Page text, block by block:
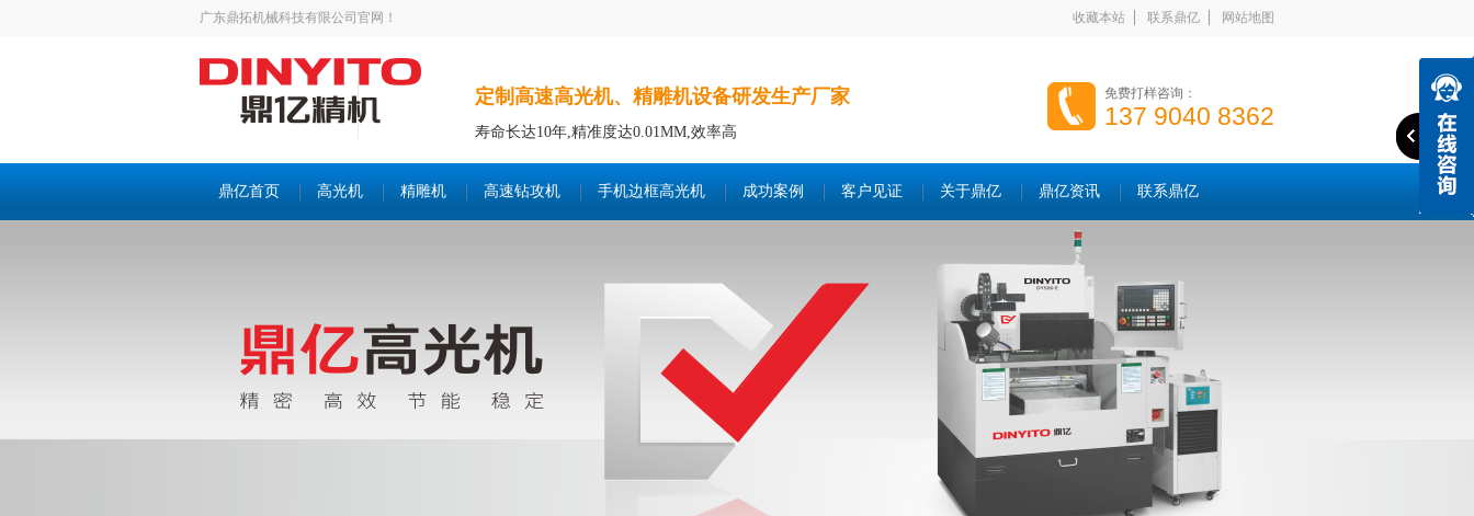
广东鼎拓机械科技有限公司官网！ 收藏本站 联系鼎亿 网站地图
定制高速高光机、精雕机设备研发生产厂家
寿命长达10年,精准度达0.01MM,效率高
免费打样咨询：
137 9040 8362
鼎亿首页 高光机 精雕机 高速钻攻机 手机边框高光机 成功案例 客户见证 关于鼎亿 鼎亿资讯 联系鼎亿